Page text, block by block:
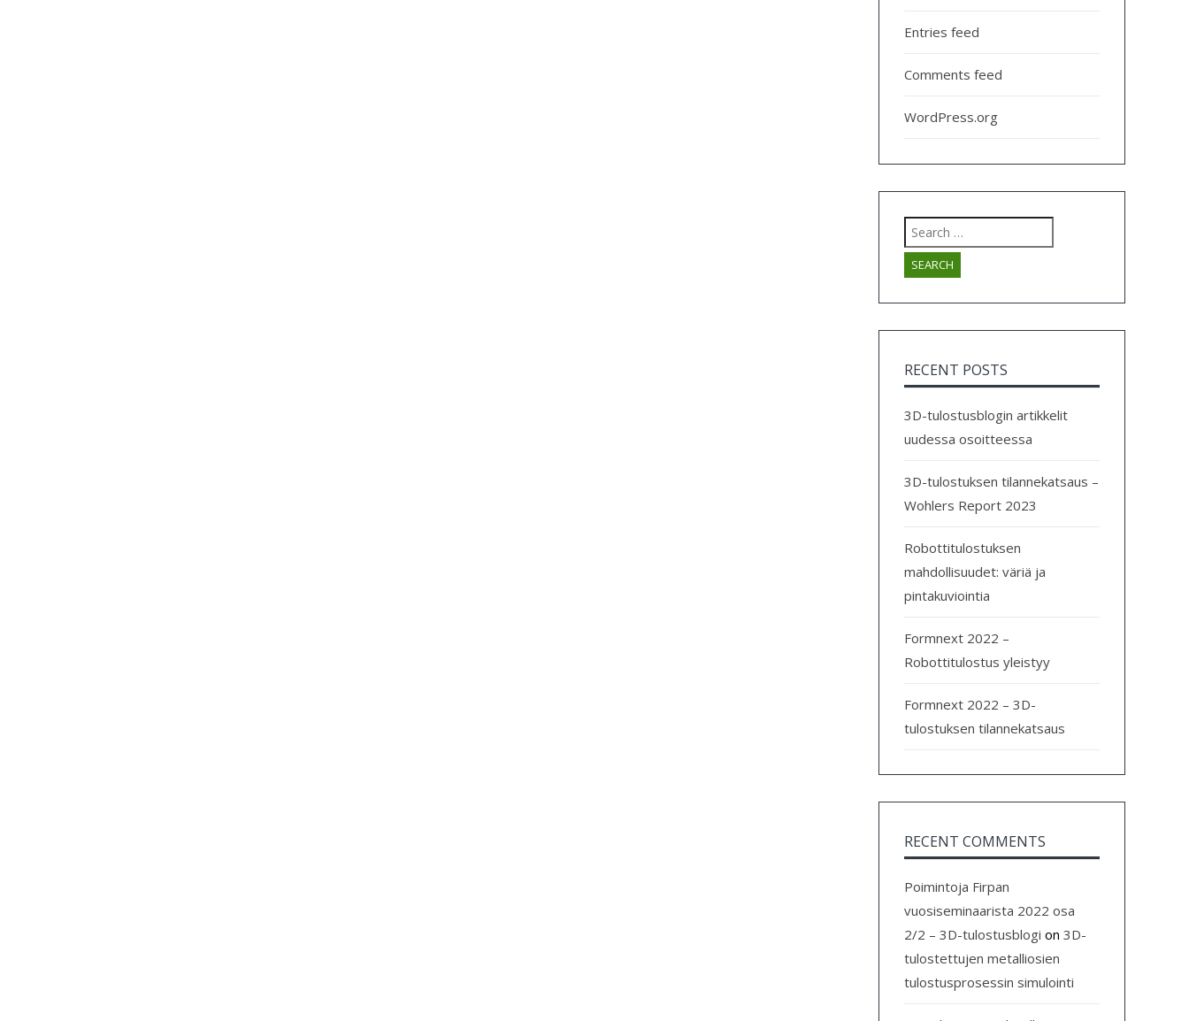
Entries feed
Comments feed
WordPress.org
Search
for:
RECENT POSTS
3D-tulostusblogin artikkelit
uudessa osoitteessa
3D-tulostuksen tilannekatsaus –
Wohlers Report 2023
Robottitulostuksen
mahdollisuudet: väriä ja
pintakuviointia
Formnext 2022 –
Robottitulostus yleistyy
Formnext 2022 – 3D-
tulostuksen tilannekatsaus
RECENT COMMENTS
Poimintoja Firpan
vuosiseminaarista 2022 osa
2/2 – 3D-tulostusblogi on3D-
tulostettujen metalliosien
tulostusprosessin simulointi